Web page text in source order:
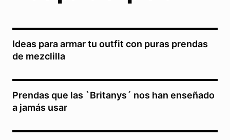
Ideas para armar tu outfit con puras prendas
de mezclilla
Prendas que las `Britanys´ nos han enseñado
a jamás usar